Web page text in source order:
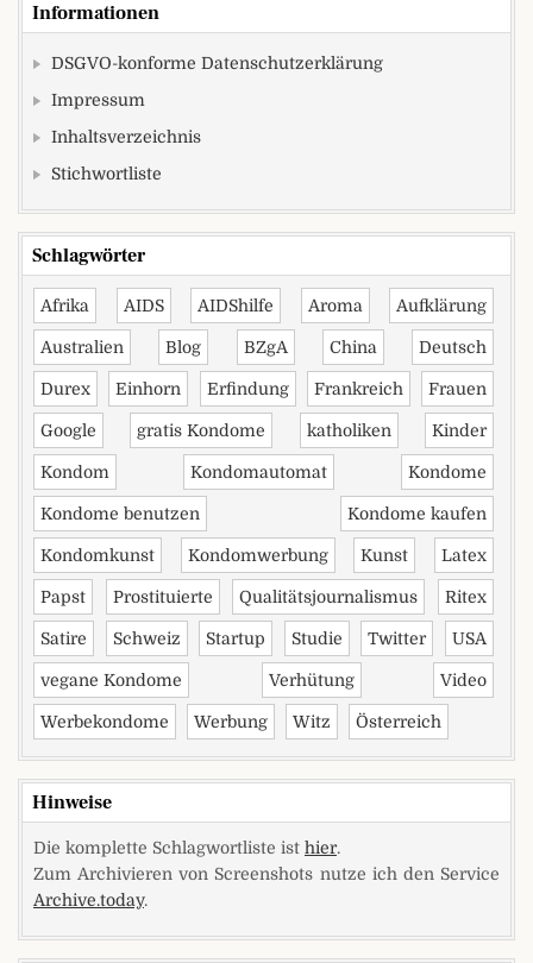
Informationen
DSGVO-konforme Datenschutzerklärung
Impressum
Inhaltsverzeichnis
Stichwortliste
Schlagwörter
Afrika AIDS AIDShilfe Aroma Aufklärung
Australien Blog BZgA China Deutsch
Durex Einhorn Erfindung Frankreich Frauen
Google gratis Kondome katholiken Kinder
Kondom Kondomautomat Kondome
Kondome benutzen Kondome kaufen
Kondomkunst Kondomwerbung Kunst Latex
Papst Prostituierte Qualitätsjournalismus Ritex
Satire Schweiz Startup Studie Twitter USA
vegane Kondome Verhütung Video
Werbekondome Werbung Witz Österreich
Hinweise
Die komplette Schlagwortliste ist hier.
Zum Archivieren von Screenshots nutze ich den Service
Archive.today.